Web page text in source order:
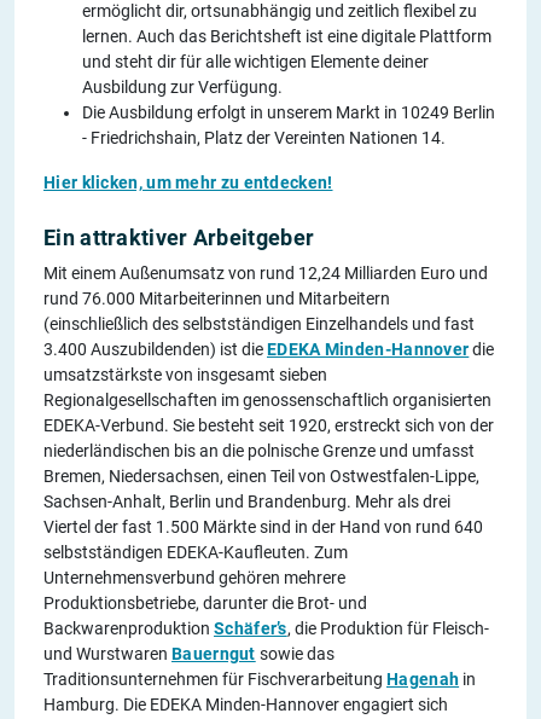
ermöglicht dir, ortsunabhängig und zeitlich flexibel zu
lernen. Auch das Berichtsheft ist eine digitale Plattform
und steht dir für alle wichtigen Elemente deiner
Ausbildung zur Verfügung.
Die Ausbildung erfolgt in unserem Markt in 10249 Berlin
- Friedrichshain, Platz der Vereinten Nationen 14.
Hier klicken, um mehr zu entdecken!
Ein attraktiver Arbeitgeber
Mit einem Außenumsatz von rund 12,24 Milliarden Euro und
rund 76.000 Mitarbeiterinnen und Mitarbeitern
(einschließlich des selbstständigen Einzelhandels und fast
3.400 Auszubildenden) ist dieEDEKA Minden-Hannoverdie
umsatzstärkste von insgesamt sieben
Regionalgesellschaften im genossenschaftlich organisierten
EDEKA-Verbund. Sie besteht seit 1920, erstreckt sich von der
niederländischen bis an die polnische Grenze und umfasst
Bremen, Niedersachsen, einen Teil von Ostwestfalen-Lippe,
Sachsen-Anhalt, Berlin und Brandenburg. Mehr als drei
Viertel der fast 1.500 Märkte sind in der Hand von rund 640
selbstständigen EDEKA-Kaufleuten. Zum
Unternehmensverbund gehören mehrere
Produktionsbetriebe, darunter die Brot- und
Backwarenproduktion Schäfer’s, die Produktion für Fleisch-
und Wurstwaren Bauerngut sowie das
Traditionsunternehmen für Fischverarbeitung Hagenah in
Hamburg. Die EDEKA Minden-Hannover engagiert sich